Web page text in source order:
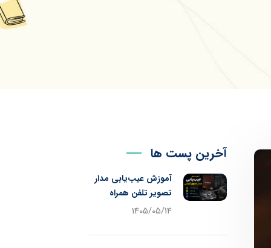
آخرین پست ها
آموزش عیب‌یابی مدار
تصویر تلفن همراه
1405/05/14